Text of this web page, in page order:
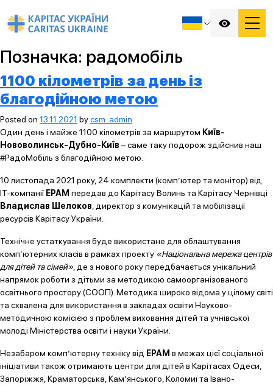
Позначка: радомобіль
1100 кілометрів за день із
благодійною метою
Posted on 13.11.2021 bycsm_admin
Один день і майже 1100 кілометрів за маршрутом Київ-
Нововолинськ-Дубно-Київ – саме таку подорож здійснив наш
#РадоМобіль з благодійною метою.
10 листопада 2021 року, 24 комплекти (комп’ютер та монітор) від
IT-компанії EPAM передав до Карітасу Волинь та Карітасу Чернівці
Владислав Шелоков , директор з комунікацій та мобілізації
ресурсів Карітасу України.
Технічне устаткування буде використане для облаштування
комп’ютерних класів в рамках проекту «Національна мережа центрів
для дітей та сімей» , де з нового року передбачається унікальний
напрямок роботи з дітьми за методикою самоорганізованого
освітнього простору (СООП). Методика широко відома у цілому світі
та схвалена для використання в закладах освіти Науково-
методичною комісією з проблем виховання дітей та учнівської
молоді Міністерства освіти і науки України.
Незабаром комп’ютерну техніку від EPAM в межах цієї соціальної
ініціативи також отримають центри для дітей в Карітасах Одеси,
Запоріжжя, Краматорська, Кам’янського, Коломиї та Івано-